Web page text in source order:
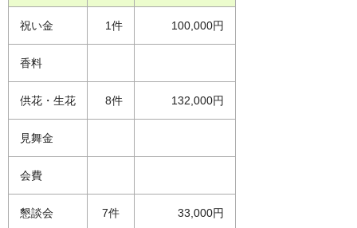
祝い金 1件 100,000円
香料
供花・生花 8件 132,000円
見舞金
会費
懇談会 7件 33,000円